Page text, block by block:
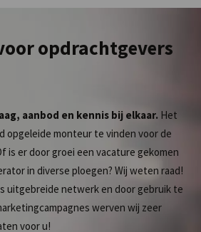
opdrachtgevers
aanbod en kennis bij elkaar. Het
opgeleide monteur te vinden voor de
is er door groei een vacature gekomen
in diverse ploegen? Wij weten raad!
uitgebreide netwerk en door gebruik te
werven wij zeer
voor u!